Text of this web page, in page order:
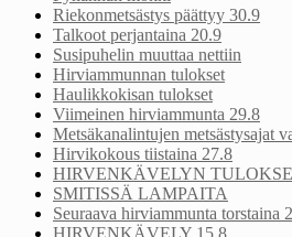
Riekonmetsästys päättyy 30.9
Talkoot perjantaina 20.9
Susipuhelin muuttaa nettiin
Hirviammunnan tulokset
Haulikkokisan tulokset
Viimeinen hirviammunta 29.8
Metsäkanalintujen metsästysajat
Hirvikokous tiistaina 27.8
HIRVENKÄVELYN
SMITISSÄ LAMPAITA
Seuraava hirviammunta torstaina